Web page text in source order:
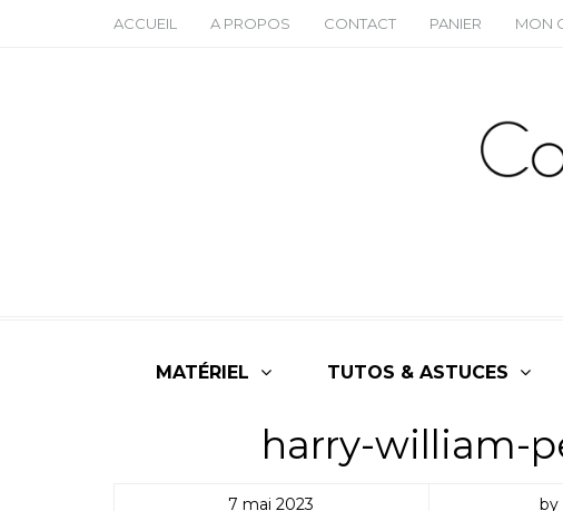
ACCUEIL A PROPOS CONTACT PANIER MON
MATÉRIEL TUTOS & ASTUCES
harry-william-
7 mai 2023 by